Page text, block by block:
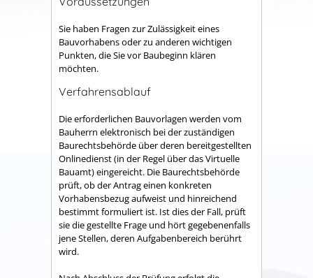
Sie haben Fragen zur Zulässigkeit eines
Bauvorhabens oder zu anderen wichtigen
Punkten, die Sie vor Baubeginn klären
möchten.
Verfahrensablauf
Die erforderlichen Bauvorlagen werden vom
Bauherrn elektronisch bei der zuständigen
Baurechtsbehörde über deren bereitgestellten
Onlinedienst (in der Regel über das Virtuelle
Bauamt) eingereicht. Die Baurechtsbehörde
prüft, ob der Antrag einen konkreten
Vorhabensbezug aufweist und hinreichend
bestimmt formuliert ist. Ist dies der Fall, prüft
sie die gestellte Frage und hört gegebenenfalls
jene Stellen, deren Aufgabenbereich berührt
wird.